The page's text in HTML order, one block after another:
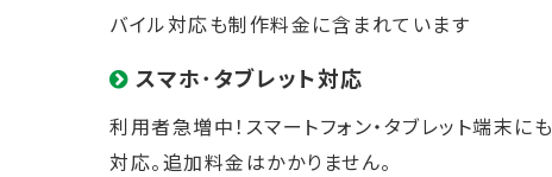
スマホ･タブレット対応
利用者急増中！スマートフォン・タブレット端末にも
対応。追加料金はかかりません。